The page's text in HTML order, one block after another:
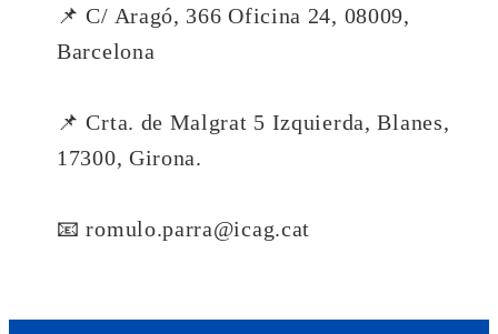
📌 C/ Aragó, 366 Oficina 24, 08009,
Barcelona
📌 Crta. de Malgrat 5 Izquierda, Blanes,
17300, Girona.
📧 romulo.parra@icag.cat